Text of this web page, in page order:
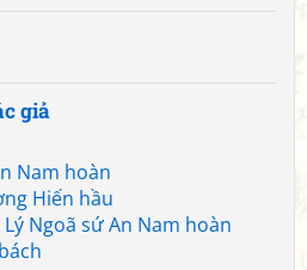
giả
Nam hoàn
Hiến hầu
Ngoã sứ An Nam hoàn